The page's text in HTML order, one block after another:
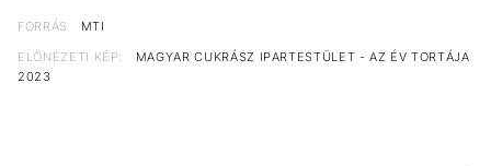
FORRÁS
MTI
ELŐNÉZETI KÉP:
MAGYAR CUKRÁSZ IPARTESTÜLET - AZ ÉV TORTÁJA
2023